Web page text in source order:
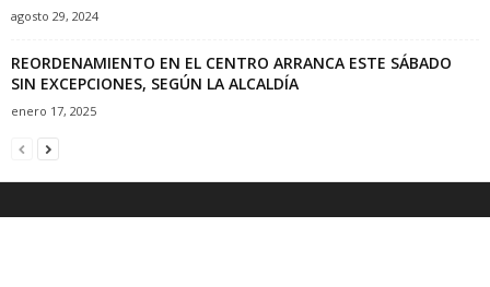
agosto 29, 2024
REORDENAMIENTO EN EL CENTRO ARRANCA ESTE SÁBADO
SIN EXCEPCIONES, SEGÚN LA ALCALDÍA
enero 17, 2025